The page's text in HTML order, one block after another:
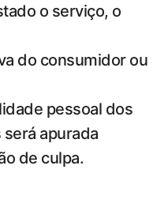
o serviço, o
do consumidor ou
pessoal dos
apurada
de culpa.